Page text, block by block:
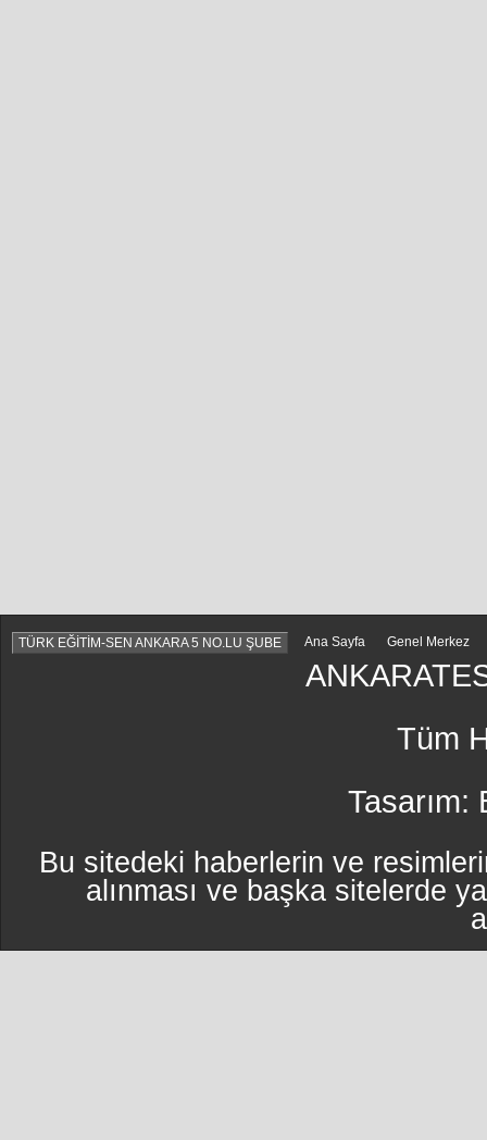
TÜRK EĞİTİM-SEN ANKARA 5 NO.LU ŞUBE Ana Sayfa Genel Merkez
Tüm
Tasarım:
Bu sitedeki haberlerin ve
alınması ve başka sitelerde